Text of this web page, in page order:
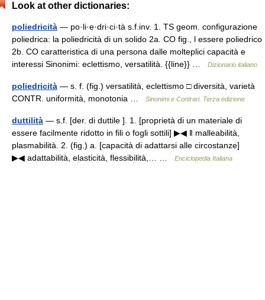
Look at other dictionaries:
poliedricità — po·li·e·dri·ci·tà s.f.inv. 1. TS geom. configurazione
poliedrica: la poliedricità di un solido 2a. CO fig., l essere poliedrico
2b. CO caratteristica di una persona dalle molteplici capacità e
interessi Sinonimi: eclettismo, versatilità. {{line}} …
Dizionario italiano
poliedricità — s. f. (fig.) versatilità, eclettismo □ diversità, varietà
CONTR. uniformità, monotonia …
Sinonimi e Contrari. Terza edizione
duttilità — s.f. [der. di duttile ]. 1. [proprietà di un materiale di
essere facilmente ridotto in fili o fogli sottili] ▶◀ ‖ malleabilità,
plasmabilità. 2. (fig.) a. [capacità di adattarsi alle circostanze]
▶◀ adattabilità, elasticità, flessibilità,… …
Enciclopedia Italiana